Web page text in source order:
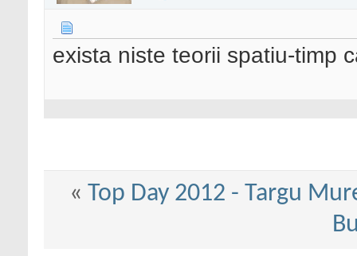
exista niste teorii spatiu-timp
« Top Day 2012 - Targu